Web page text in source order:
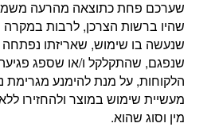
שערכם פחת כתוצאה מהרעה
שהיו ברשות הצרכן, לרבות
שנעשה בו שימוש, שאריזתו נפתחה
שנפגם, שהתקלקל ו/או שספג
הלקוחות, על מנת להימנע מגרימת
מעשיית שימוש במוצר ולהחזירו
מין וסוג שהוא.